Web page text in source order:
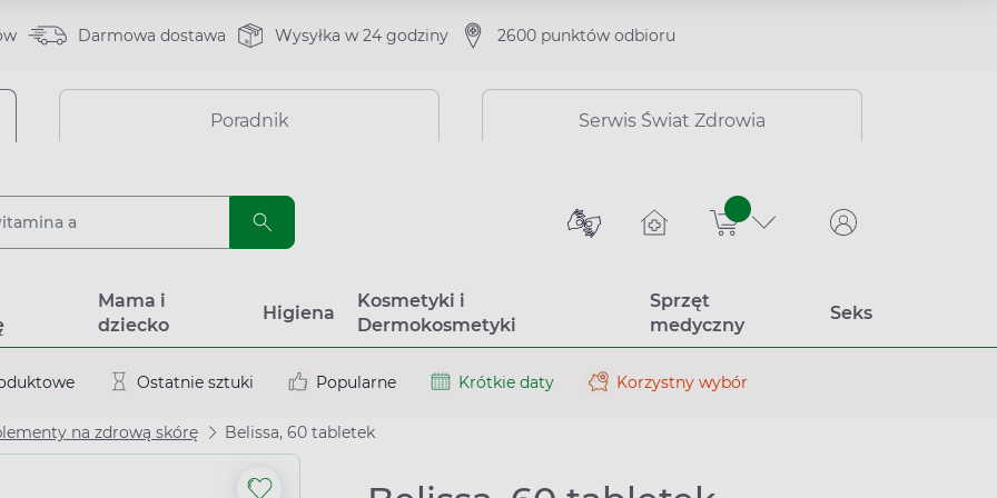
Darmowa dostawa Wysyłka w 24 godziny 2600 punktów odbioru
Poradnik Serwis Świat Zdrowia
sztuk
Mama i
dziecko
Higiena
Kosmetyki i
Dermokosmetyki
Sprzęt
medyczny
Seks
Ostatnie sztuki Popularne Krótkie daty Korzystny wybór
na zdrową skórę Belissa, 60 tabletek